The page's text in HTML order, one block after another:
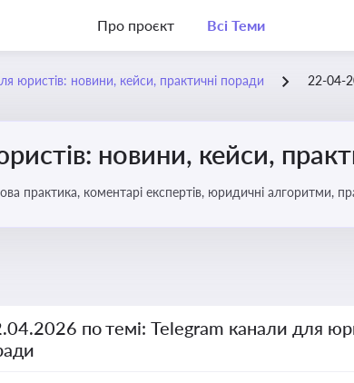
Про проєкт Всі Теми
юристів: новини, кейси, практичні поради 22-04-
новини, кейси,
практика, коментарі експертів, юридичні алгоритми,
по темі: Telegram канали для